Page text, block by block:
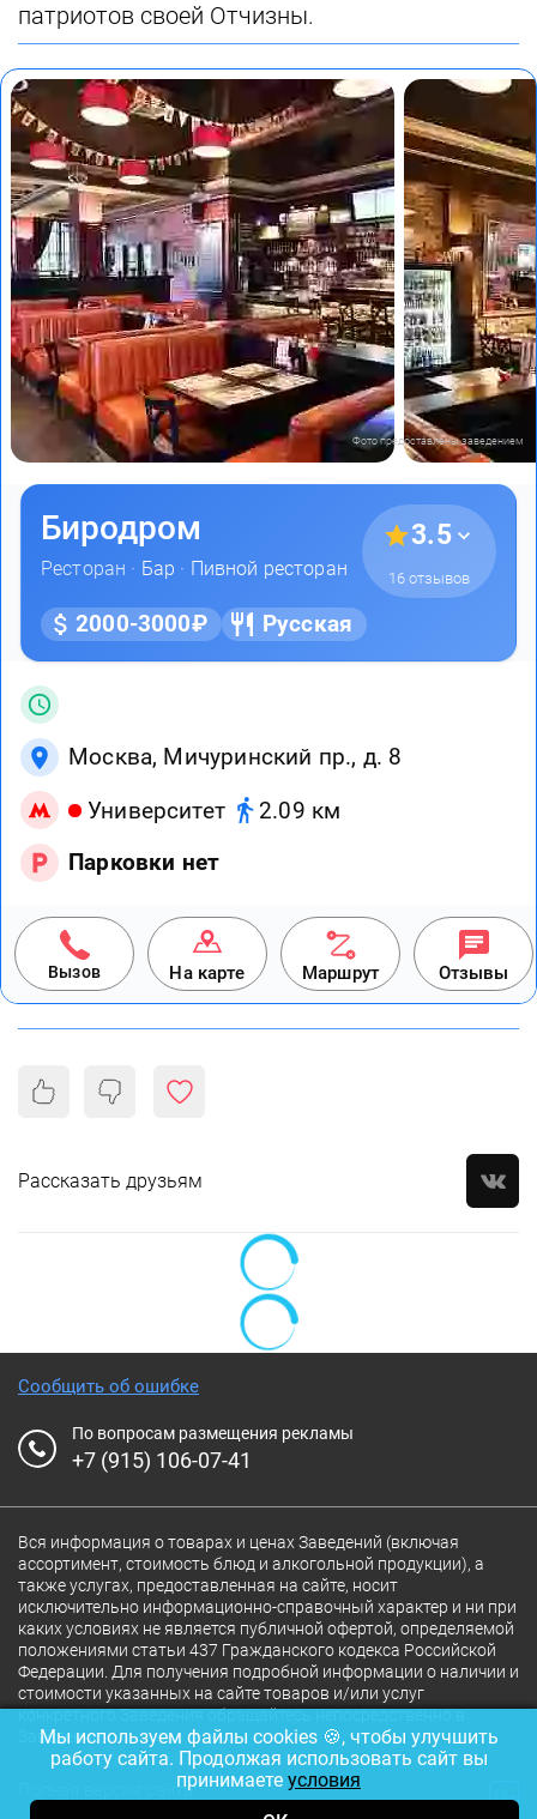
патриотов своей Отчизны.
Фото предоставлены заведением
Биродром
Ресторан · Бар · Пивной ресторан
3.5
16 отзывов
2000-3000₽ Русская
Москва, Мичуринский пр., д. 8
Университет
2.09 км
Парковки нет
Вызов На карте Маршрут Отзывы
Рассказать друзьям
Сообщить об ошибке
По вопросам размещения рекламы
+7 (915) 106-07-41
Вся информация о товарах и ценах Заведений (включая
ассортимент, стоимость блюд и алкогольной продукции), а
также услугах, предоставленная на сайте, носит
исключительно информационно-справочный характер и ни при
каких условиях не является публичной офертой, определяемой
положениями статьи 437 Гражданского кодекса Российской
Федерации. Для получения подробной информации о наличии и
стоимости указанных на сайте товаров и/или услуг
конкретного Заведения обращайтесь непосредственно в
Заведение.
Полная версия сайта 18+
Мы используем файлы cookies 🍪, чтобы улучшить
работу сайта. Продолжая использовать сайт вы
принимаете условия